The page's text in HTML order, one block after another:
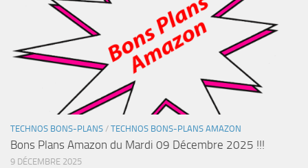
TECHNOS BONS-PLANS / TECHNOS BONS-PLANS AMAZON
Bons Plans Amazon du Mardi 09 Décembre 2025 !!!
9 DÉCEMBRE 2025